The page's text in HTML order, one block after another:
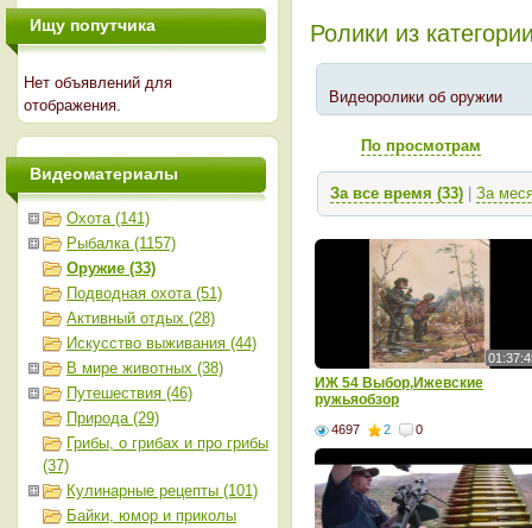
Ролики из
Видеоролики об оружии
По просмотрам
За все время (33)| За
ИЖ 54 Выбор,Ижевские
ружьяобзор
4697 2 0
Ищу попутчика
Нет объявлений для
отображения.
Видеоматериалы
Охота (141)
Рыбалка (1157)
Оружие (33)
Подводная охота (51)
Активный отдых (28)
Искусство выживания (44)
В мире животных (38)
Путешествия (46)
Природа (29)
Грибы, о грибах и про грибы
(37)
Кулинарные рецепты (101)
Байки, юмор и приколы